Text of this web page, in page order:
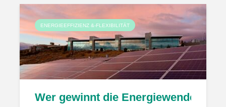
ENERGIEEFFIZIENZ &-FLEXIBILITÄT
Wer gewinnt die Energiewende?